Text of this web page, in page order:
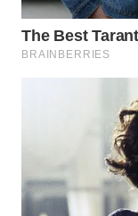
BINTAN
WN
MANDALIKA
WN
LABUANBAJO